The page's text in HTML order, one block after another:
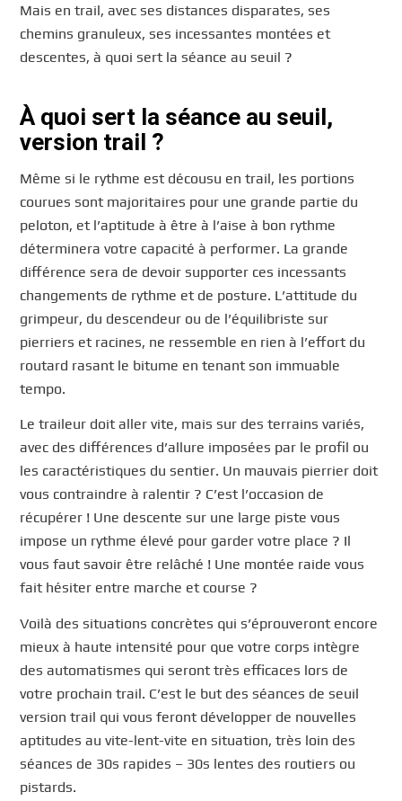
Mais en trail, avec ses distances disparates, ses
chemins granuleux, ses incessantes montées et
descentes, à quoi sert la séance au seuil ?
À quoi sert la séance au seuil,
version trail ?
Même si le rythme est décousu en trail, les portions
courues sont majoritaires pour une grande partie du
peloton, et l’aptitude à être à l’aise à bon rythme
déterminera votre capacité à performer. La grande
différence sera de devoir supporter ces incessants
changements de rythme et de posture. L’attitude du
grimpeur, du descendeur ou de l’équilibriste sur
pierriers et racines, ne ressemble en rien à l’effort du
routard rasant le bitume en tenant son immuable
tempo.
Le traileur doit aller vite, mais sur des terrains variés,
avec des différences d’allure imposées par le profil ou
les caractéristiques du sentier. Un mauvais pierrier doit
vous contraindre à ralentir ? C’est l’occasion de
récupérer ! Une descente sur une large piste vous
impose un rythme élevé pour garder votre place ? Il
vous faut savoir être relâché ! Une montée raide vous
fait hésiter entre marche et course ?
Voilà des situations concrètes qui s’éprouveront encore
mieux à haute intensité pour que votre corps intègre
des automatismes qui seront très efficaces lors de
votre prochain trail. C’est le but des séances de seuil
version trail qui vous feront développer de nouvelles
aptitudes au vite-lent-vite en situation, très loin des
séances de 30s rapides – 30s lentes des routiers ou
pistards.